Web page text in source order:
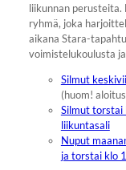
liikunnan
ryhmä, joka
aikana Stara-
voimistelukoulusta
Silmut
(huom!
Silmut torstai
liikuntasali
Nuput
ja torstai klo